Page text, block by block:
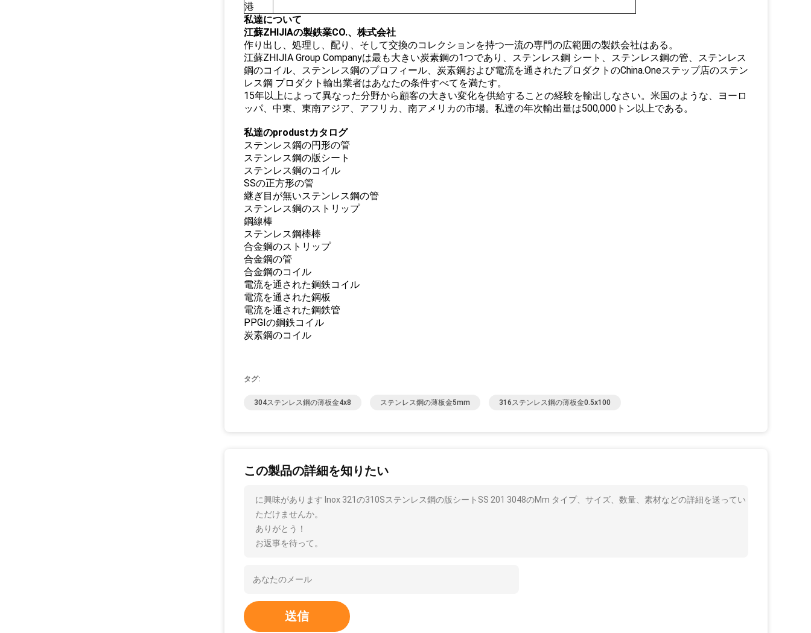
港
私達について
江蘇ZHIJIAの製鉄業CO.、株式会社
作り出し、処理し、配り、そして交換のコレクションを持つ一流の専門の広範囲の製鉄会社はある。
江蘇ZHIJIA Group Companyは最も大きい炭素鋼の1つであり、ステンレス鋼 シート、ステンレス鋼の管、ステンレス
鋼のコイル、ステンレス鋼のプロフィール、炭素鋼および電流を通されたプロダクトのChina.Oneステップ店のステン
レス鋼 プロダクト輸出業者はあなたの条件すべてを満たす。
15年以上によって異なった分野から顧客の大きい変化を供給することの経験を輸出しなさい。米国のような、ヨーロ
ッパ、中東、東南アジア、アフリカ、南アメリカの市場。私達の年次輸出量は500,000トン以上である。
私達のprodustカタログ
ステンレス鋼の円形の管
ステンレス鋼の版シート
ステンレス鋼のコイル
SSの正方形の管
継ぎ目が無いステンレス鋼の管
ステンレス鋼のストリップ
鋼線棒
ステンレス鋼棒棒
合金鋼のストリップ
合金鋼の管
合金鋼のコイル
電流を通された鋼鉄コイル
電流を通された鋼板
電流を通された鋼鉄管
PPGIの鋼鉄コイル
炭素鋼のコイル
タグ:
304ステンレス鋼の薄板金4x8 ステンレス鋼の薄板金5mm 316ステンレス鋼の薄板金0.5x100
この製品の詳細を知りたい
に興味があります Inox 321の310Sステンレス鋼の版シートSS 201 3048のMm タイプ、サイズ、数量、素材などの詳細を送ってい
ただけませんか。
ありがとう！
お返事を待って。
送信